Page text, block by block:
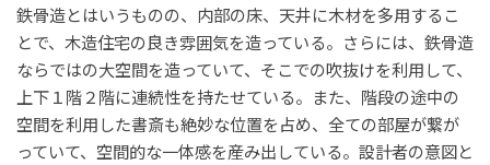
鉄骨造とはいうものの、内部の床、天井に木材を多用するこ
とで、木造住宅の良き雰囲気を造っている。さらには、鉄骨造
ならではの大空間を造っていて、そこでの吹抜けを利用して、
上下１階２階に連続性を持たせている。また、階段の途中の
空間を利用した書斎も絶妙な位置を占め、全ての部屋が繋が
っていて、空間的な一体感を産み出している。設計者の意図と